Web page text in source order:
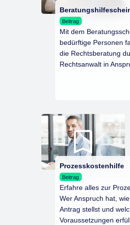
Beitrag
Mit dem
bedürftige Personen
die Rechtsberatung
Rechtsanwalt in
Prozesskostenhilfe
Beitrag
Erfahre alles zur
Wer Anspruch hat,
Antrag stellst und
Voraussetzungen